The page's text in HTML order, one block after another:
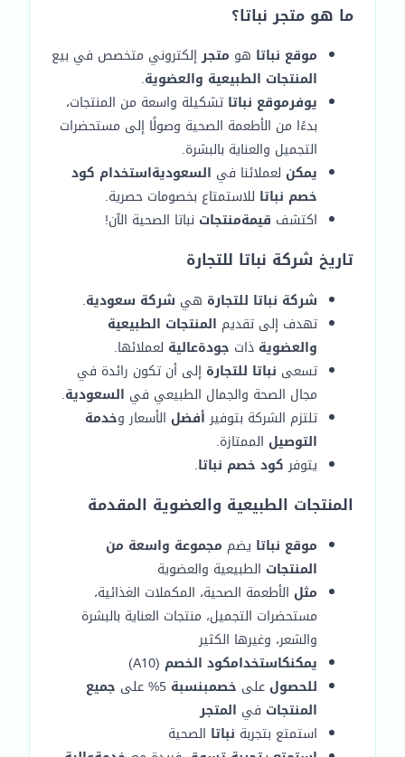
ما هو متجر نباتا؟
موقع نباتا هو متجرإلكتروني متخصص في بيع
المنتجات الطبيعية والعضوية.
يوفرموقع نباتا تشكيلة واسعة من المنتجات،
بدءًا من الأطعمة الصحية وصولًا إلى مستحضرات
التجميل والعناية بالبشرة.
يمكن لعملائنا في السعوديةاستخدام كود
خصم نباتا للاستمتاع بخصومات حصرية.
اكتشف قيمةمنتجات نباتا الصحية الآن!
تاريخ شركة نباتا للتجارة
شركة نباتا للتجارة هي شركة سعودية.
تهدف إلى تقديم المنتجات الطبيعية
والعضوية ذات جودةعالية لعملائها.
تسعى نباتا للتجارة إلى أن تكون رائدة في
مجال الصحة والجمال الطبيعي في السعودية.
تلتزم الشركة بتوفيرأفضل الأسعار وخدمة
التوصيل الممتازة.
يتوفركود خصم نباتا.
المنتجات الطبيعية والعضوية المقدمة
موقع نباتا يضم مجموعة واسعة من
المنتجات الطبيعية والعضوية
مثل الأطعمة الصحية، المكملات الغذائية،
مستحضرات التجميل، منتجات العناية بالبشرة
والشعر، وغيرها الكثير
يمكنكاستخدامكود الخصم (A10)
للحصول على خصمبنسبة
جميع
المنتجات في المتجر
استمتع بتجربة نباتا الصحية